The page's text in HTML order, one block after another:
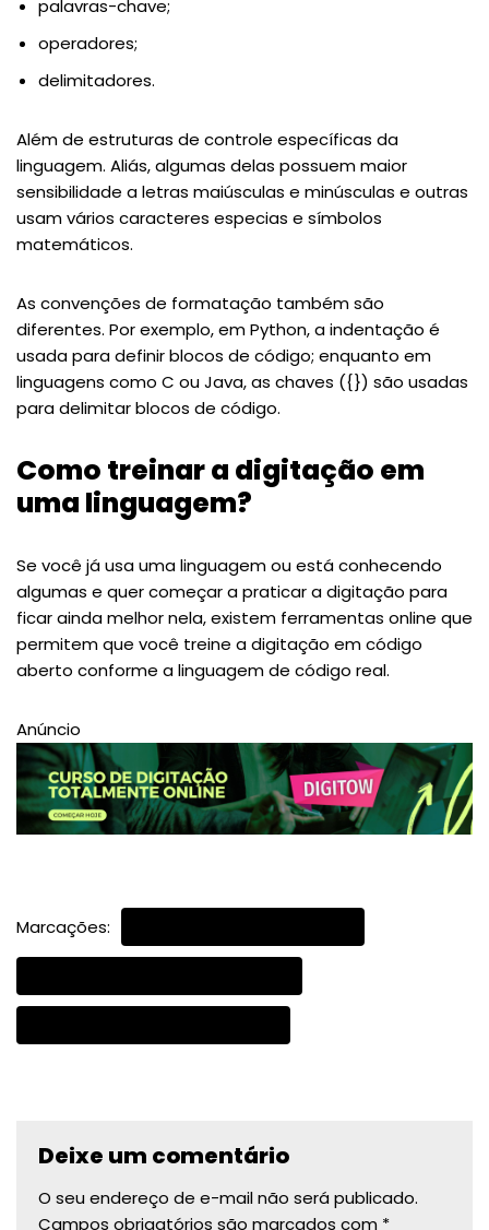
palavras-chave;
operadores;
delimitadores.
Além de estruturas de controle específicas da
linguagem. Aliás, algumas delas possuem maior
sensibilidade a letras maiúsculas e minúsculas e outras
usam vários caracteres especias e símbolos
matemáticos.
As convenções de formatação também são
diferentes. Por exemplo, em Python, a indentação é
usada para definir blocos de código; enquanto em
linguagens como C ou Java, as chaves ({}) são usadas
para delimitar blocos de código.
Como treinar a digitação em
uma linguagem?
Se você já usa uma linguagem ou está conhecendo
algumas e quer começar a praticar a digitação para
ficar ainda melhor nela, existem ferramentas online que
permitem que você treine a digitação em código
aberto conforme a linguagem de código real.
Anúncio
Marcações:
Deixe um comentário
O seu endereço de e-mail não será publicado.
Campos obrigatórios são marcados com *